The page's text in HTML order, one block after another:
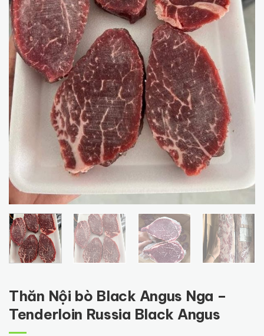
Thăn Nội bò Black Angus Nga –
Tenderloin Russia Black Angus